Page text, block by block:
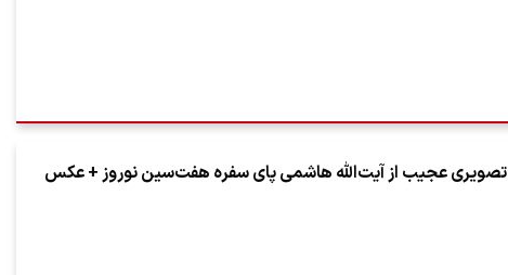
تصویری عجیب از آیت‌الله هاشمی پای سفره هفت‌سین نوروز + عکس